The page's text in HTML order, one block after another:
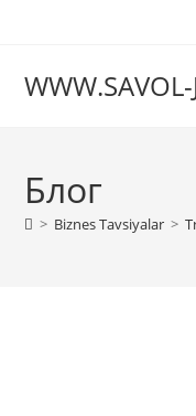
Блог
> Biznes Tavsiyalar >